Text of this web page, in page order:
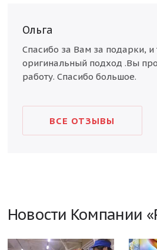
Санкт-Петербург и
Саратовская область
Смоленская область
Ольга
Спасибо за Вам за подарки, и
оригинальный подход .Вы
работу. Спасибо большое.
ВСЕ ОТЗЫВЫ
Новости Компании